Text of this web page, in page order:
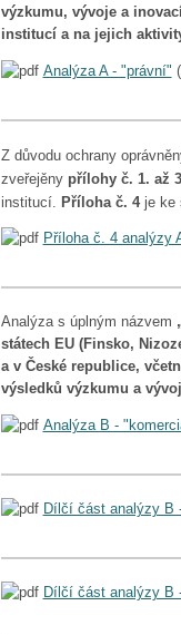
výzkumu, vývoje a
institucí a na jejich
Analýza A - "právní"
Z důvodu ochrany
zveřejěny přílohy č. 1. až
institucí. Příloha č. 4je ke
Příloha č. 4 analýzy
Analýza s úplným názvem
státech EU (Finsko,
a v České republice,
výsledků výzkumu a
Analýza B -
Dílčí část analýzy B
Dílčí část analýzy B